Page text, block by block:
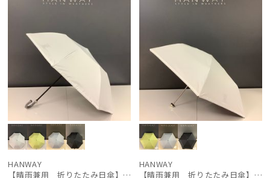
HANWAY
【晴雨兼用 折りたたみ日傘】ハンウェイ（ＨＡＮＷＡＹ）Liner ribbon（ライナー・リボン)
HANWAY
【晴雨兼用 折りたたみ日傘】ハンウェイ（ＨＡＮＷＡＹ）Liner ribbon（ライナー・リボン)